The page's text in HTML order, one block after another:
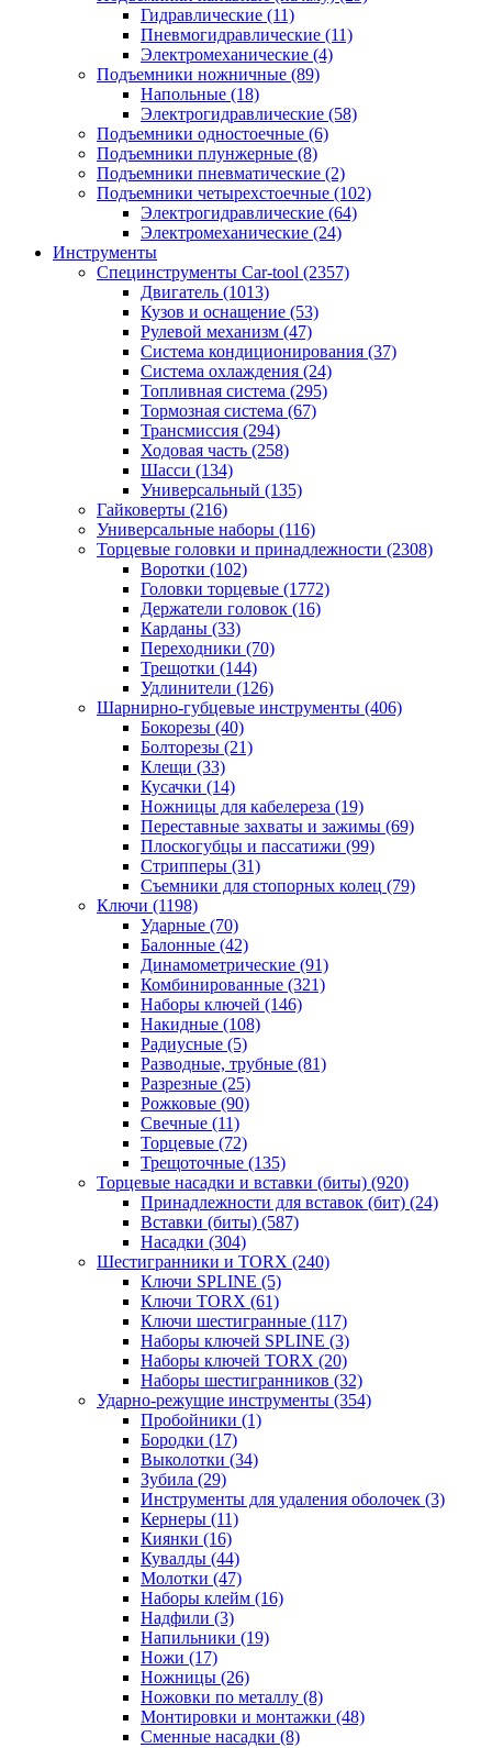
Гидравлические (11)
Пневмогидравлические (11)
Электромеханические (4)
Подъемники ножничные (89)
Напольные (18)
Электрогидравлические (58)
Подъемники одностоечные (6)
Подъемники плунжерные (8)
Подъемники пневматические (2)
Подъемники четырехстоечные (102)
Электрогидравлические (64)
Электромеханические (24)
Инструменты
Специнструменты Car-tool (2357)
Двигатель (1013)
Кузов и оснащение (53)
Рулевой механизм (47)
Система кондиционирования (37)
Система охлаждения (24)
Топливная система (295)
Тормозная система (67)
Трансмиссия (294)
Ходовая часть (258)
Шасси (134)
Универсальный (135)
Гайковерты (216)
Универсальные наборы (116)
Торцевые головки и принадлежности (2308)
Воротки (102)
Головки торцевые (1772)
Держатели головок (16)
Карданы (33)
Переходники (70)
Трещотки (144)
Удлинители (126)
Шарнирно-губцевые инструменты (406)
Бокорезы (40)
Болторезы (21)
Клещи (33)
Кусачки (14)
Ножницы для кабелереза (19)
Переставные захваты и зажимы (69)
Плоскогубцы и пассатижи (99)
Стрипперы (31)
Съемники для стопорных колец (79)
Ключи (1198)
Ударные (70)
Балонные (42)
Динамометрические (91)
Комбинированные (321)
Наборы ключей (146)
Накидные (108)
Радиусные (5)
Разводные, трубные (81)
Разрезные (25)
Рожковые (90)
Свечные (11)
Торцевые (72)
Трещоточные (135)
Торцевые насадки и вставки (биты) (920)
Принадлежности для вставок (бит) (24)
Вставки (биты) (587)
Насадки (304)
Шестигранники и TORX (240)
Ключи SPLINE (5)
Ключи TORX (61)
Ключи шестигранные (117)
Наборы ключей SPLINE (3)
Наборы ключей TORX (20)
Наборы шестигранников (32)
Ударно-режущие инструменты (354)
Пробойники (1)
Бородки (17)
Выколотки (34)
Зубила (29)
Инструменты для удаления оболочек (3)
Кернеры (11)
Киянки (16)
Кувалды (44)
Молотки (47)
Наборы клейм (16)
Надфили (3)
Напильники (19)
Ножи (17)
Ножницы (26)
Ножовки по металлу (8)
Монтировки и монтажки (48)
Сменные насадки (8)